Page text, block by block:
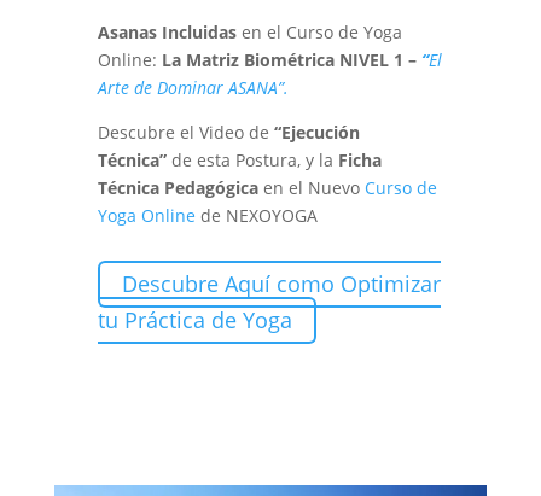
Asanas Incluidas en el Curso de Yoga
Online: La Matriz Biométrica NIVEL 1 – “El
Arte de Dominar ASANA”.
Descubre el Video de “Ejecución
Técnica” de esta Postura, y la Ficha
Técnica Pedagógica en el Nuevo Curso de
Yoga Online de NEXOYOGA
Descubre Aquí como Optimizar
tu Práctica de Yoga